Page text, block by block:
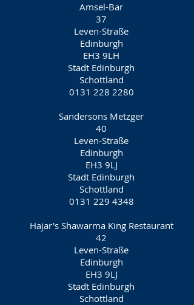
Amsel-Bar
37
Leven-Straße
Edinburgh
EH3 9LH
Stadt Edinburgh
Schottland
0131 228 2280
Sandersons Metzger
40
Leven-Straße
Edinburgh
EH3 9LJ
Stadt Edinburgh
Schottland
0131 229 4348
Hajar's Shawarma King Restaurant
42
Leven-Straße
Edinburgh
EH3 9LJ
Stadt Edinburgh
Schottland